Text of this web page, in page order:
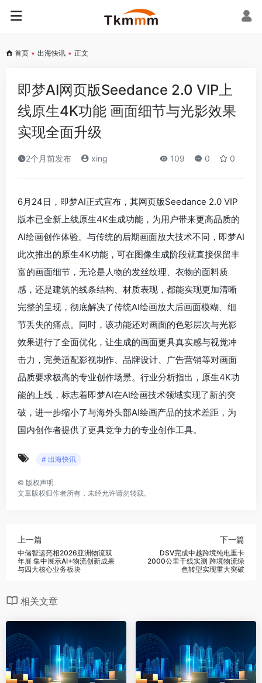
首页 • 出海快讯 • 正文
即梦AI网页版Seedance 2.0 VIP上
线原生4K功能 画面细节与光影效果
实现全面升级
2个月前发布 xing 109 0 0
6月24日，即梦AI正式宣布，其网页版Seedance 2.0 VIP
版本已全新上线原生4K生成功能，为用户带来更高品质的
AI绘画创作体验。与传统的后期画面放大技术不同，即梦AI
此次推出的原生4K功能，可在图像生成阶段就直接保留丰
富的画面细节，无论是人物的发丝纹理、衣物的面料质
感，还是建筑的线条结构、材质表现，都能实现更加清晰
完整的呈现，彻底解决了传统AI绘画放大后画面模糊、细
节丢失的痛点。同时，该功能还对画面的色彩层次与光影
效果进行了全面优化，让生成的画面更具真实感与视觉冲
击力，完美适配影视制作、品牌设计、广告营销等对画面
品质要求极高的专业创作场景。行业分析指出，原生4K功
能的上线，标志着即梦AI在AI绘画技术领域实现了新的突
破，进一步缩小了与海外头部AI绘画产品的技术差距，为
国内创作者提供了更具竞争力的专业创作工具。
# 出海快讯
© 版权声明
文章版权归作者所有，未经允许请勿转载。
上一篇
中储智运亮相2026亚洲物流双
年展 集中展示AI+物流创新成果
与四大核心业务板块
下一篇
DSV完成中越跨境纯电重卡
2000公里干线实测 跨境物流绿
色转型实现重大突破
相关文章